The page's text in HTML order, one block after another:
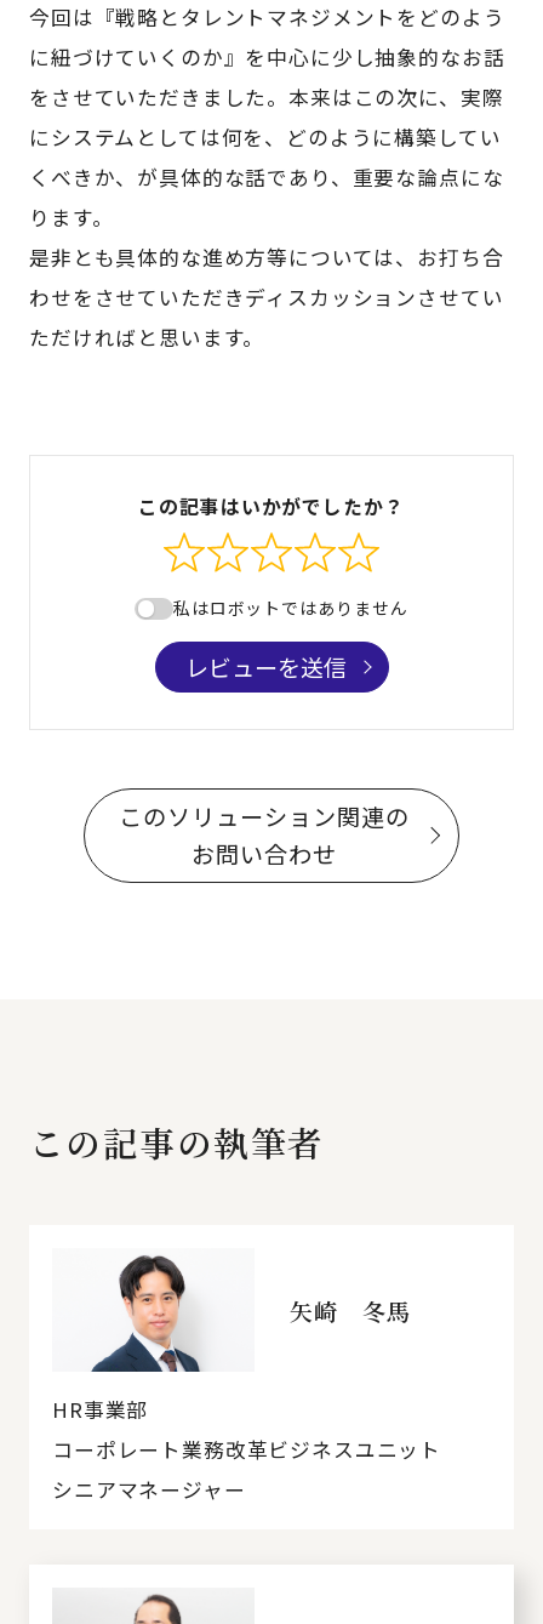
今回は『戦略とタレントマネジメントをどのよう
に紐づけていくのか』を中心に少し抽象的なお話
をさせていただきました。本来はこの次に、実際
にシステムとしては何を、どのように構築してい
くべきか、が具体的な話であり、重要な論点にな
ります。
是非とも具体的な進め方等については、お打ち合
わせをさせていただきディスカッションさせてい
ただければと思います。
この記事はいかがでしたか？
私はロボットではありません
レビューを送信
このソリューション関連の
お問い合わせ
この記事の執筆者
矢崎 冬馬
HR事業部
コーポレート業務改革ビジネスユニット
シニアマネージャー